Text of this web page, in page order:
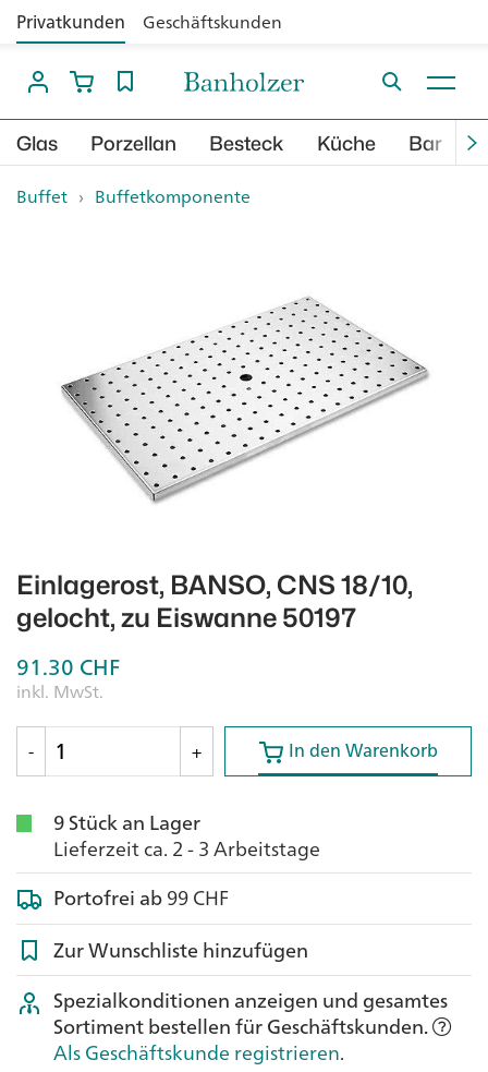
Privatkunden Geschäftskunden
Glas Porzellan Besteck Küche Bar
Buffet › Buffetkomponente
Einlagerost, BANSO, CNS 18/10,
gelocht, zu Eiswanne 50197
91.30 CHF
inkl. MwSt.
-
+ In den Warenkorb
In den Warenkorb
9 Stück an Lager
Lieferzeit ca. 2 - 3 Arbeitstage
Portofrei ab99 CHF
Zur Wunschliste hinzufügen
Spezialkonditionen anzeigen und gesamtes
Sortiment bestellen für Geschäftskunden.
Als Geschäftskunde registrieren.